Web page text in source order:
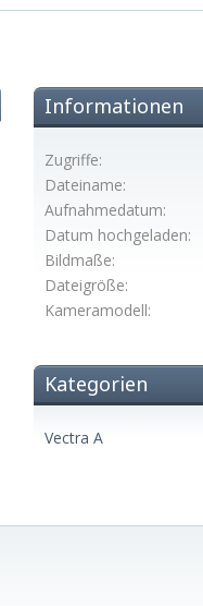
Informationen
Zugriffe
Dateiname
Aufnahmedatum
Datum hochgeladen
Bildmaße
Dateigröße
Kameramodell
Kategorien
Vectra A